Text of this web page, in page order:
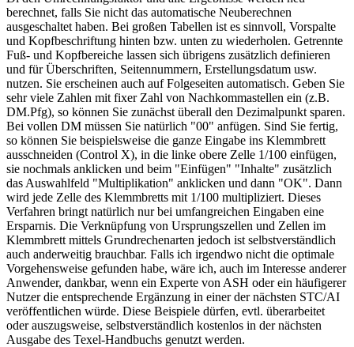
berechnet, falls Sie nicht das automatische Neuberechnen
ausgeschaltet haben. Bei großen Tabellen ist es sinnvoll, Vorspalte
und Kopfbeschriftung hinten bzw. unten zu wiederholen. Getrennte
Fuß- und Kopfbereiche lassen sich übrigens zusätzlich definieren
und für Überschriften, Seitennummern, Erstellungsdatum usw.
nutzen. Sie erscheinen auch auf Folgeseiten automatisch. Geben Sie
sehr viele Zahlen mit fixer Zahl von Nachkommastellen ein (z.B.
DM.Pfg), so können Sie zunächst überall den Dezimalpunkt sparen.
Bei vollen DM müssen Sie natürlich "00" anfügen. Sind Sie fertig,
so können Sie beispielsweise die ganze Eingabe ins Klemmbrett
ausschneiden (Control X), in die linke obere Zelle 1/100 einfügen,
sie nochmals anklicken und beim "Einfügen" "Inhalte" zusätzlich
das Auswahlfeld "Multiplikation" anklicken und dann "OK". Dann
wird jede Zelle des Klemmbretts mit 1/100 multipliziert. Dieses
Verfahren bringt natürlich nur bei umfangreichen Eingaben eine
Ersparnis. Die Verknüpfung von Ursprungszellen und Zellen im
Klemmbrett mittels Grundrechenarten jedoch ist selbstverständlich
auch anderweitig brauchbar. Falls ich irgendwo nicht die optimale
Vorgehensweise gefunden habe, wäre ich, auch im Interesse anderer
Anwender, dankbar, wenn ein Experte von ASH oder ein häufigerer
Nutzer die entsprechende Ergänzung in einer der nächsten STC/AI
veröffentlichen würde. Diese Beispiele dürfen, evtl. überarbeitet
oder auszugsweise, selbstverständlich kostenlos in der nächsten
Ausgabe des Texel-Handbuchs genutzt werden.